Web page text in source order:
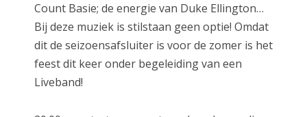
Count Basie; de energie van Duke Ellington…
Bij deze muziek is stilstaan geen optie! Omdat
dit de seizoensafsluiter is voor de zomer is het
feest dit keer onder begeleiding van een
Liveband!